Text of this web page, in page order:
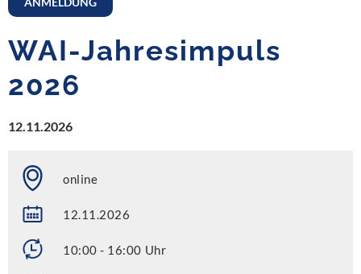
WAI-Jahresimpuls
2026
12.11.2026
online
12.11.2026
10:00 - 16:00 Uhr